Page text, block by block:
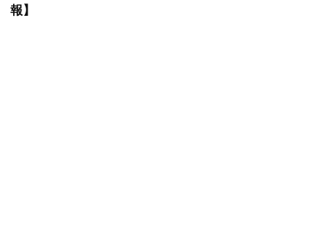
報】